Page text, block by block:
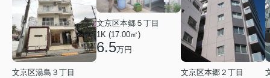
文京区湯島３丁目
文京区本郷５丁目
1K (17.00㎡)
6.5万円
文京区本郷２丁目